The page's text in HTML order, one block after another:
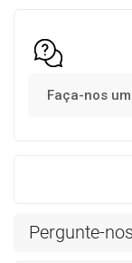
Faça-nos
Pergunte-